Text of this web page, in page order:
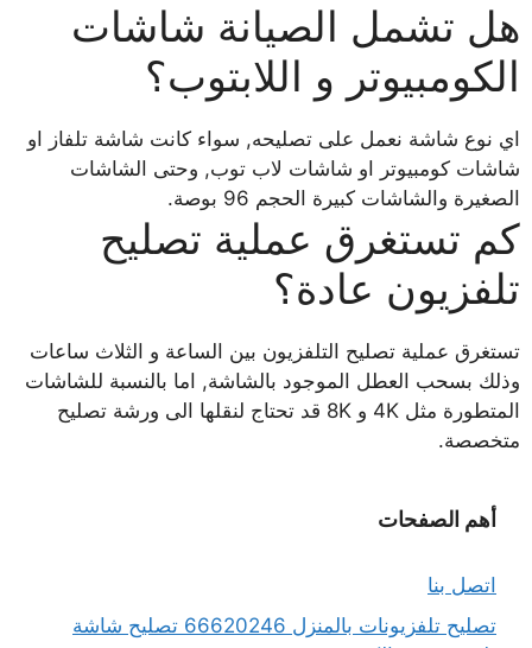
هل تشمل الصيانة شاشات
الكومبيوتر و اللابتوب؟
اي نوع شاشة نعمل على تصليحه, سواء كانت شاشة تلفاز او
شاشات كومبيوتر او شاشات لاب توب, وحتى الشاشات
الصغيرة والشاشات كبيرة الحجم 96 بوصة.
كم تستغرق عملية تصليح
تلفزيون عادة؟
تستغرق عملية تصليح التلفزيون بين الساعة و الثلاث ساعات
وذلك بسحب العطل الموجود بالشاشة, اما بالنسبة للشاشات
المتطورة مثل 4K و 8K قد تحتاج لنقلها الى ورشة تصليح
متخصصة.
أهم الصفحات
اتصل بنا
تصليح تلفزيونات بالمنزل 66620246 تصليح شاشة